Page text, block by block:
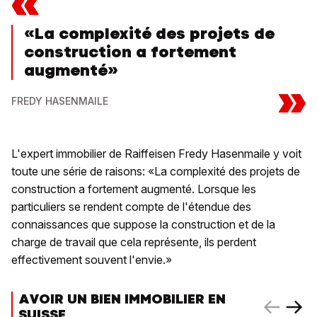
«La complexité des projets de
construction a fortement
augmenté»
FREDY HASENMAILE »
L'expert immobilier de Raiffeisen Fredy Hasenmaile y voit
toute une série de raisons: «La complexité des projets de
construction a fortement augmenté. Lorsque les
particuliers se rendent compte de l'étendue des
connaissances que suppose la construction et de la
charge de travail que cela représente, ils perdent
effectivement souvent l'envie.»
AVOIR UN BIEN IMMOBILIER EN